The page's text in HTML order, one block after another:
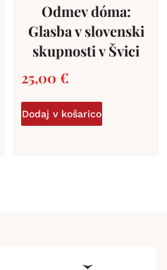
Odmev dóma:
Glasba v slovenski
skupnosti v Švici
25,00 €
Dodaj v košarico